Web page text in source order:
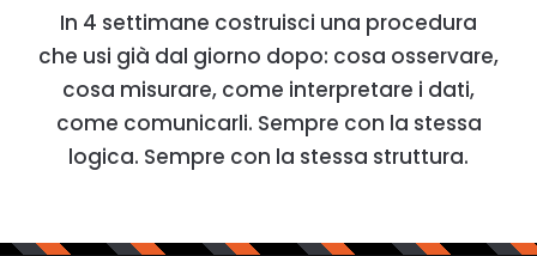
In 4 settimane costruisci una procedura
che usi già dal giorno dopo: cosa osservare,
cosa misurare, come interpretare i dati,
come comunicarli. Sempre con la stessa
logica. Sempre con la stessa struttura.